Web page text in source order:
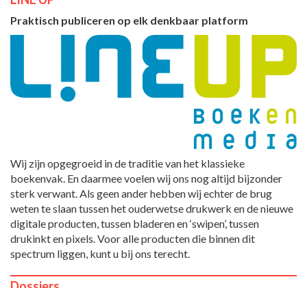
Praktisch publiceren op elk denkbaar platform
Wij zijn opgegroeid in de traditie van het klassieke
boekenvak. En daarmee voelen wij ons nog altijd bijzonder
sterk verwant. Als geen ander hebben wij echter de brug
weten te slaan tussen het ouderwetse drukwerk en de nieuwe
digitale producten, tussen bladeren en ‘swipen’, tussen
drukinkt en pixels. Voor alle producten die binnen dit
spectrum liggen, kunt u bij ons terecht.